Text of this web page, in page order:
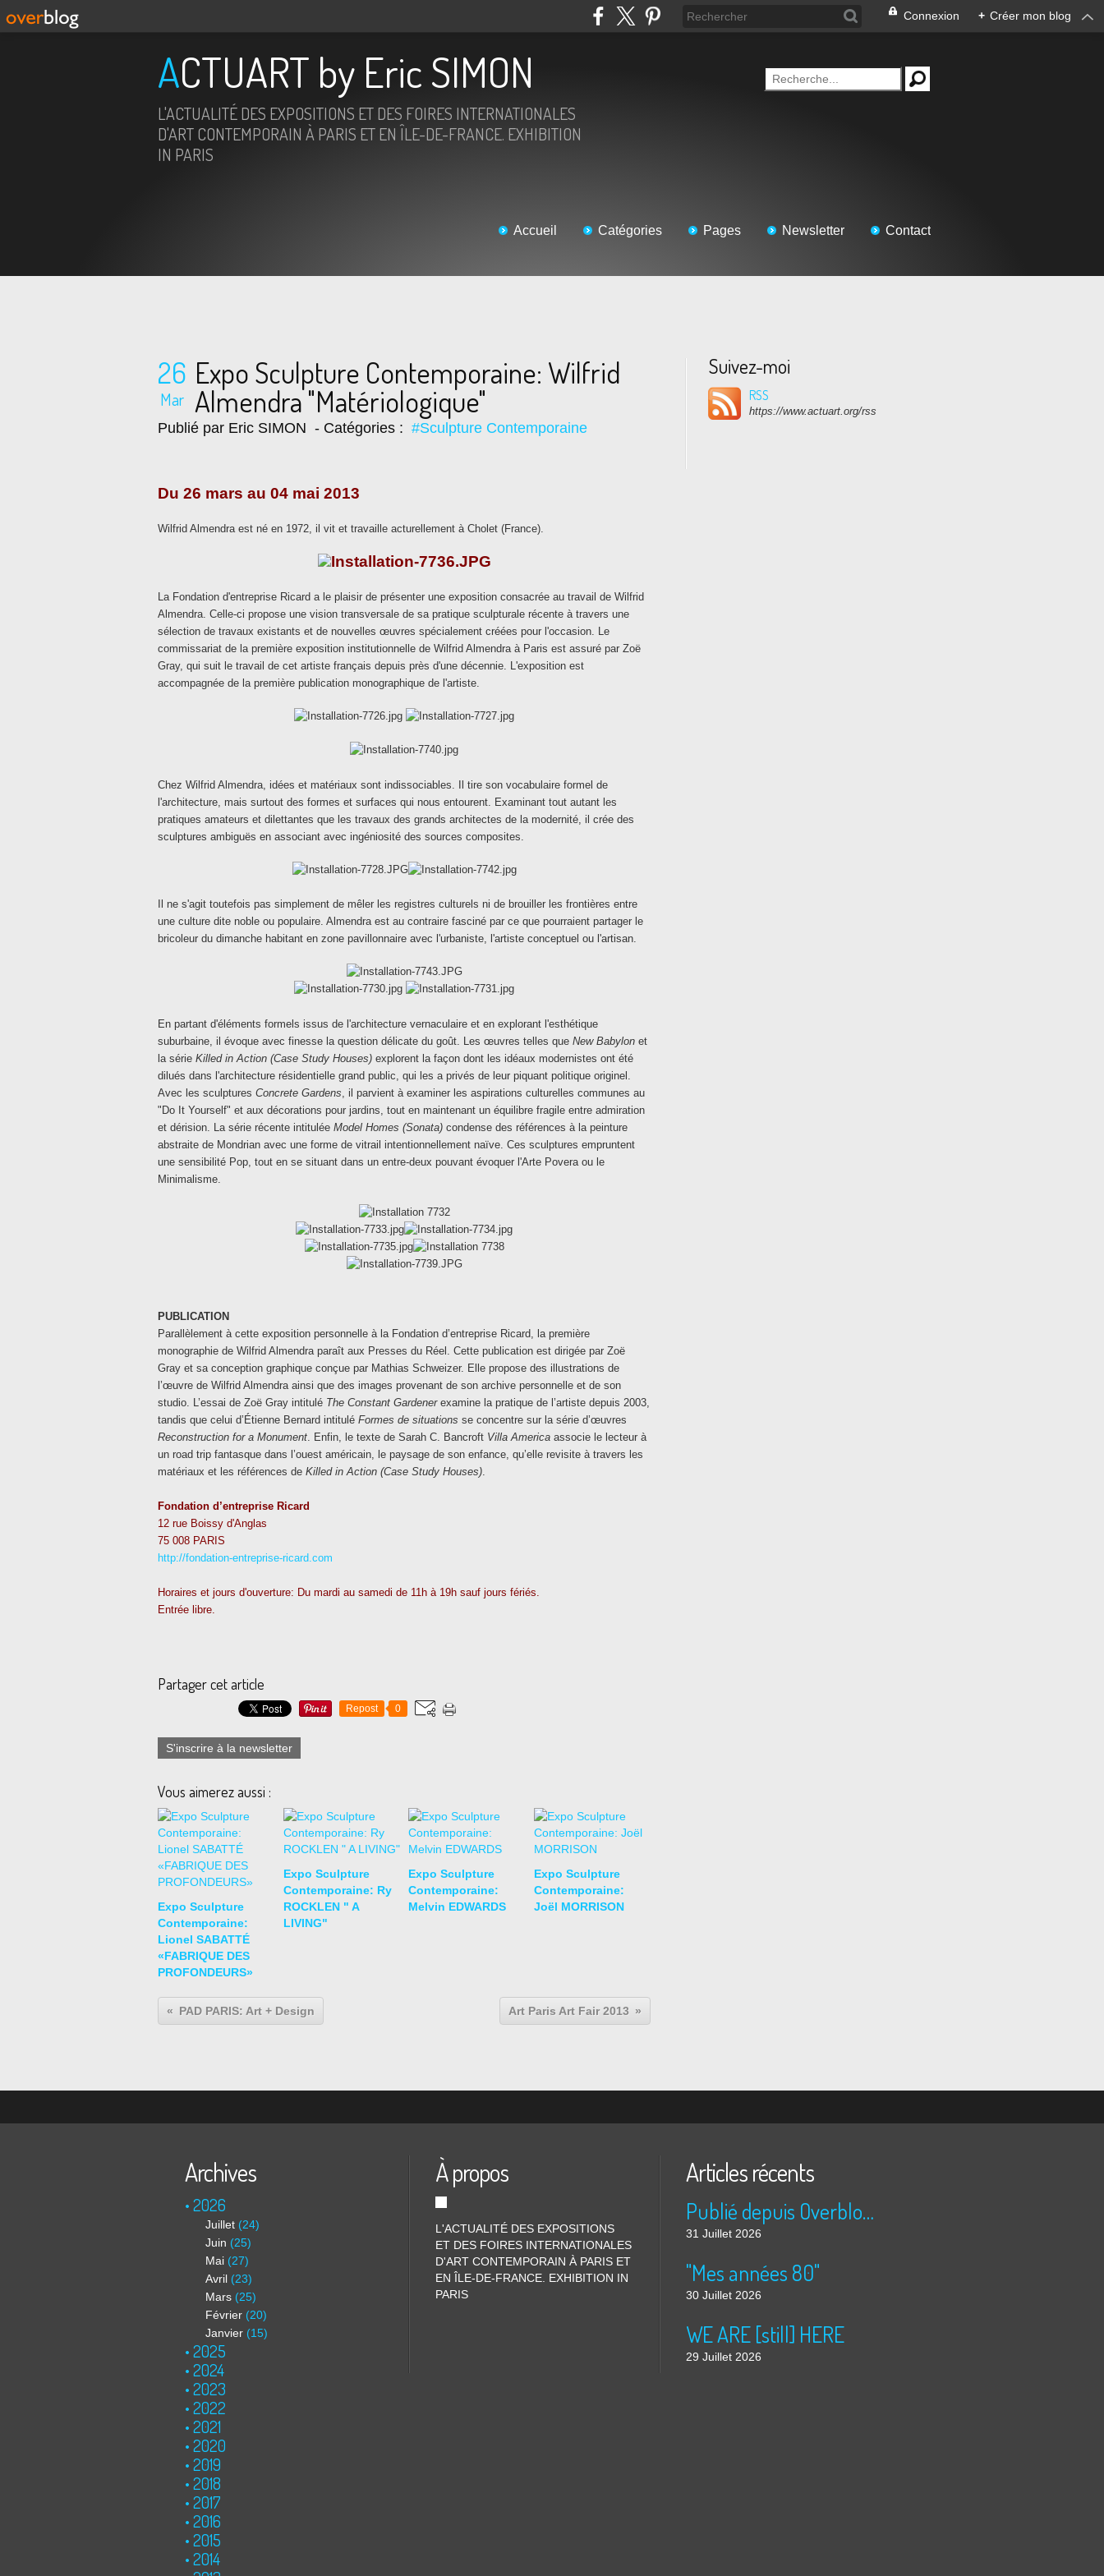
Connexion + Créer mon blog
ACTUART by Eric SIMON
L'ACTUALITÉ DES EXPOSITIONS ET DES FOIRES INTERNATIONALES
D'ART CONTEMPORAIN À PARIS ET EN ÎLE-DE-FRANCE. EXHIBITION
IN PARIS
Accueil Catégories Pages Newsletter Contact
26
Mar
Expo Sculpture Contemporaine: Wilfrid
Almendra "Matériologique"
Publié par Eric SIMON - Catégories : #Sculpture Contemporaine
Du 26 mars au 04 mai 2013
Wilfrid Almendra est né en 1972, il vit et travaille acturellement à Cholet (France).
La Fondation d'entreprise Ricard a le plaisir de présenter une exposition consacrée au travail de Wilfrid
Almendra. Celle-ci propose une vision transversale de sa pratique sculpturale récente à travers une
sélection de travaux existants et de nouvelles œuvres spécialement créées pour l'occasion. Le
commissariat de la première exposition institutionnelle de Wilfrid Almendra à Paris est assuré par Zoë
Gray, qui suit le travail de cet artiste français depuis près d'une décennie. L'exposition est
accompagnée de la première publication monographique de l'artiste.
Chez Wilfrid Almendra, idées et matériaux sont indissociables. Il tire son vocabulaire formel de
l'architecture, mais surtout des formes et surfaces qui nous entourent. Examinant tout autant les
pratiques amateurs et dilettantes que les travaux des grands architectes de la modernité, il crée des
sculptures ambiguës en associant avec ingéniosité des sources composites.
Il ne s'agit toutefois pas simplement de mêler les registres culturels ni de brouiller les frontières entre
une culture dite noble ou populaire. Almendra est au contraire fasciné par ce que pourraient partager le
bricoleur du dimanche habitant en zone pavillonnaire avec l'urbaniste, l'artiste conceptuel ou l'artisan.
En partant d'éléments formels issus de l'architecture vernaculaire et en explorant l'esthétique
suburbaine, il évoque avec finesse la question délicate du goût. Les œuvres telles que New Babylon et
la série Killed in Action (Case Study Houses) explorent la façon dont les idéaux modernistes ont été
dilués dans l'architecture résidentielle grand public, qui les a privés de leur piquant politique originel.
Avec les sculptures Concrete Gardens, il parvient à examiner les aspirations culturelles communes au
"Do It Yourself" et aux décorations pour jardins, tout en maintenant un équilibre fragile entre admiration
et dérision. La série récente intitulée Model Homes (Sonata) condense des références à la peinture
abstraite de Mondrian avec une forme de vitrail intentionnellement naïve. Ces sculptures empruntent
une sensibilité Pop, tout en se situant dans un entre-deux pouvant évoquer l'Arte Povera ou le
Minimalisme.
PUBLICATION
Parallèlement à cette exposition personnelle à la Fondation d’entreprise Ricard, la première
monographie de Wilfrid Almendra paraît aux Presses du Réel. Cette publication est dirigée par Zoë
Gray et sa conception graphique conçue par Mathias Schweizer. Elle propose des illustrations de
l’œuvre de Wilfrid Almendra ainsi que des images provenant de son archive personnelle et de son
studio. L’essai de Zoë Gray intitulé The Constant Gardenerexamine la pratique de l’artiste depuis 2003,
tandis que celui d’Étienne Bernard intitulé Formes de situations se concentre sur la série d’œuvres
Reconstruction for a Monument. Enfin, le texte de Sarah C. Bancroft Villa America associe le lecteur à
un road trip fantasque dans l’ouest américain, le paysage de son enfance, qu’elle revisite à travers les
matériaux et les références de Killed in Action (Case Study Houses).
Fondation d’entreprise Ricard
12 rue Boissy d'Anglas
75 008 PARIS
http://fondation-entreprise-ricard.com
Horaires et jours d'ouverture: Du mardi au samedi de 11h à 19h sauf jours fériés.
Entrée libre.
Partager cet article
Repost 0
S'inscrire à la newsletter
Vous aimerez aussi :
Expo Sculpture
Contemporaine:
Lionel SABATTÉ
«FABRIQUE DES
PROFONDEURS»
Expo Sculpture
Contemporaine: Ry
ROCKLEN " A
LIVING"
Expo Sculpture
Contemporaine:
Melvin EDWARDS
Expo Sculpture
Contemporaine:
Joël MORRISON
PAD PARIS: Art + Design Art Paris Art Fair 2013
Suivez-moi
RSS
https://www.actuart.org/rss
Archives
2026
Juillet (24)
Juin (25)
Mai (27)
Avril (23)
Mars (25)
Février (20)
Janvier (15)
2025
2024
2023
2022
2021
2020
2019
2018
2017
2016
2015
2014
À propos
L'ACTUALITÉ DES EXPOSITIONS
ET DES FOIRES INTERNATIONALES
D'ART CONTEMPORAIN À PARIS ET
EN ÎLE-DE-FRANCE. EXHIBITION IN
PARIS
Articles récents
Publié depuis Overblog et Facebook
31 Juillet 2026
"Mes années 80"
30 Juillet 2026
WE ARE [still] HERE
29 Juillet 2026